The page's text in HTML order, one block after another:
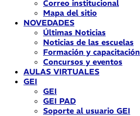
Correo institucional
Mapa del sitio
NOVEDADES
Últimas Noticias
Noticias de las escuelas
Formación y capacitación
Concursos y eventos
AULAS VIRTUALES
GEI
GEI
GEI PAD
Soporte al usuario GEI